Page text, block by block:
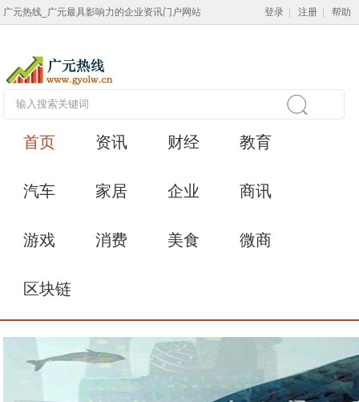
广元热线_广元最具影响力的企业资讯门户网站 登录 注册 帮助
首页 资讯 财经 教育
汽车 家居 企业 商讯
游戏 消费 美食 微商
区块链